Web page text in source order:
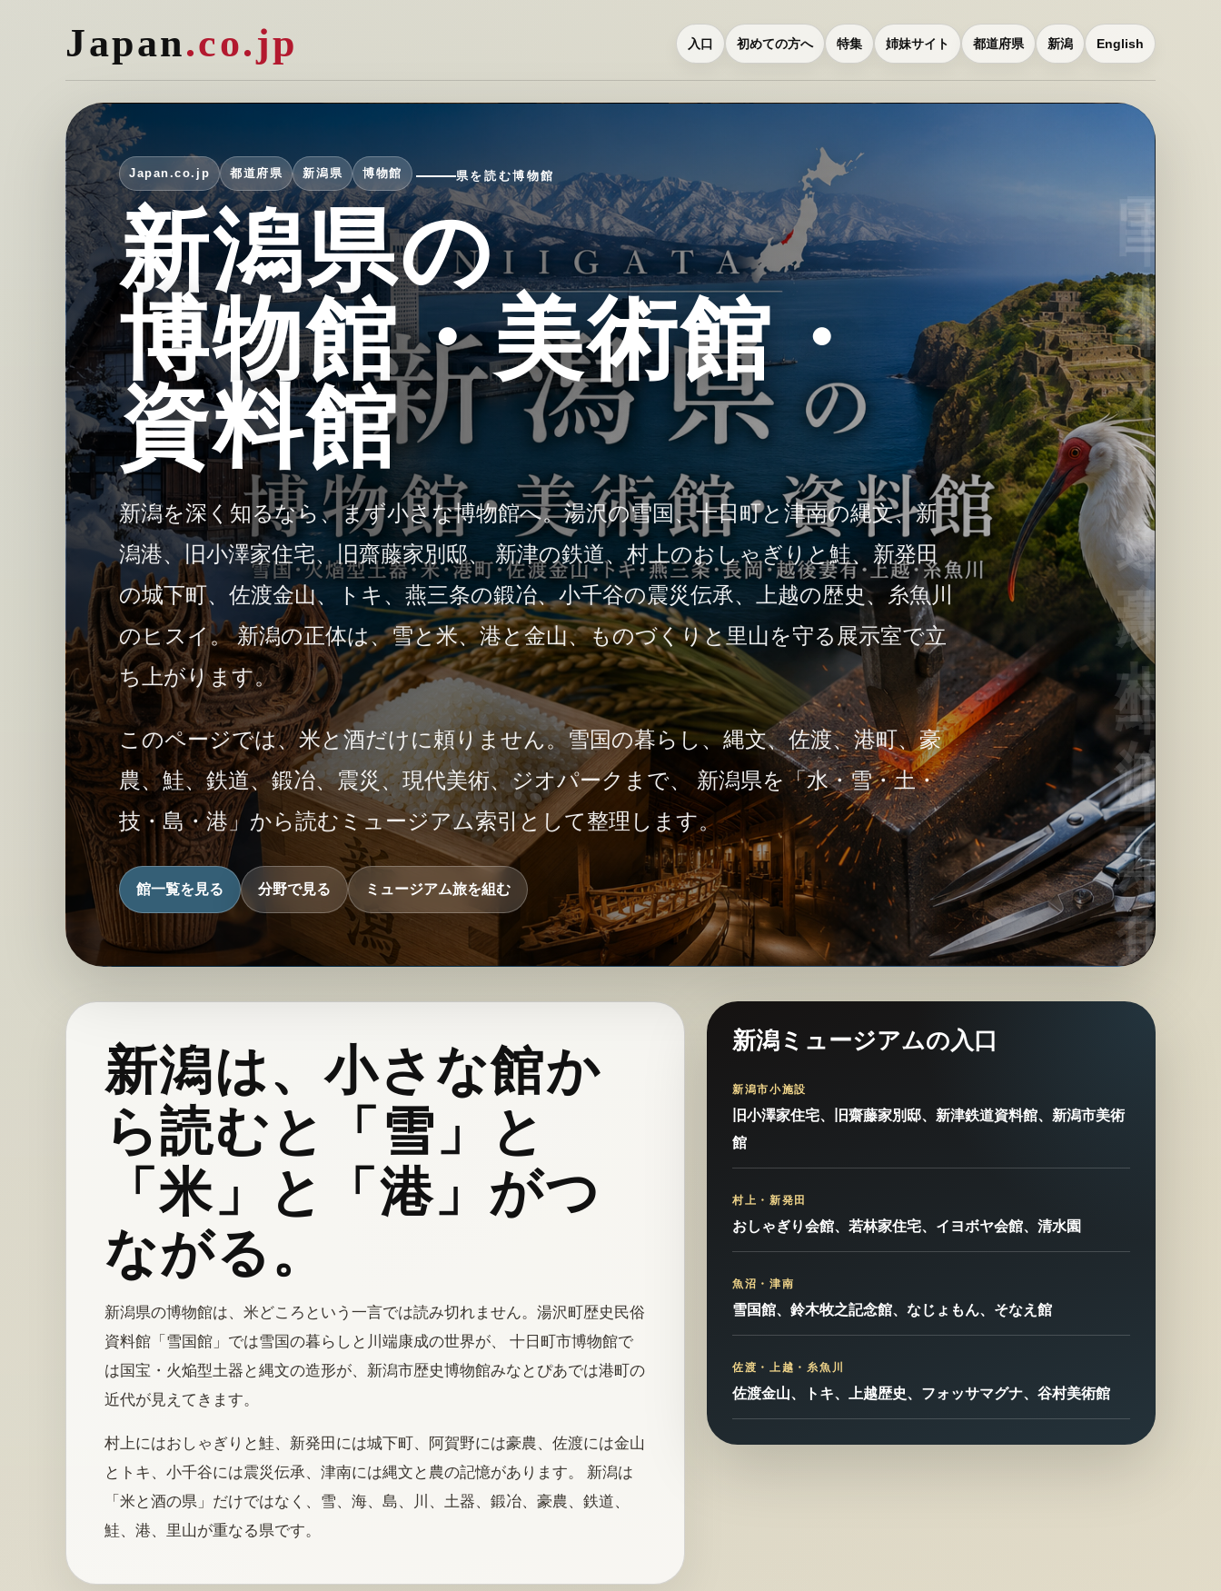
Japan.co.jp 入口 初めての方へ 特集 姉妹サイト 都道府県 新潟 English
Japan.co.jp 都道府県 新潟県 博物館 県を読む博物館
新潟県の
博物館・美術館・
資料館
新潟を深く知るなら、まず小さな博物館へ。湯沢の雪国、十日町と津南の縄文、新
潟港、旧小澤家住宅、旧齋藤家別邸、 新津の鉄道、村上のおしゃぎりと鮭、新発田
の城下町、佐渡金山、トキ、燕三条の鍛冶、小千谷の震災伝承、上越の歴史、糸魚川
のヒスイ。 新潟の正体は、雪と米、港と金山、ものづくりと里山を守る展示室で立
ち上がります。
このページでは、米と酒だけに頼りません。雪国の暮らし、縄文、佐渡、港町、豪
農、鮭、鉄道、鍛冶、震災、現代美術、ジオパークまで、 新潟県を「水・雪・土・
技・島・港」から読むミュージアム索引として整理します。
館一覧を見る 分野で見る ミュージアム旅を組む
新潟は、小さな館か
ら読むと「雪」と
「米」と「港」がつ
ながる。
新潟県の博物館は、米どころという一言では読み切れません。湯沢町歴史民俗
資料館「雪国館」では雪国の暮らしと川端康成の世界が、 十日町市博物館で
は国宝・火焔型土器と縄文の造形が、新潟市歴史博物館みなとぴあでは港町の
近代が見えてきます。
村上にはおしゃぎりと鮭、新発田には城下町、阿賀野には豪農、佐渡には金山
とトキ、小千谷には震災伝承、津南には縄文と農の記憶があります。 新潟は
「米と酒の県」だけではなく、雪、海、島、川、土器、鍛冶、豪農、鉄道、
鮭、港、里山が重なる県です。
新潟ミュージアムの入口
新潟市小施設
旧小澤家住宅、旧齋藤家別邸、新津鉄道資料館、新潟市美術
館
村上・新発田
おしゃぎり会館、若林家住宅、イヨボヤ会館、清水園
魚沼・津南
雪国館、鈴木牧之記念館、なじょもん、そなえ館
佐渡・上越・糸魚川
佐渡金山、トキ、上越歴史、フォッサマグナ、谷村美術館